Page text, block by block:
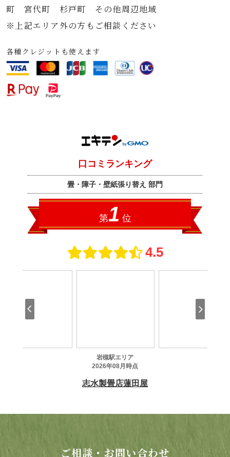
町 宮代町 杉戸町 その他周辺地域
※上記エリア外の方もご相談ください
各種クレジットも使えます
ご相談・お問い合わせ